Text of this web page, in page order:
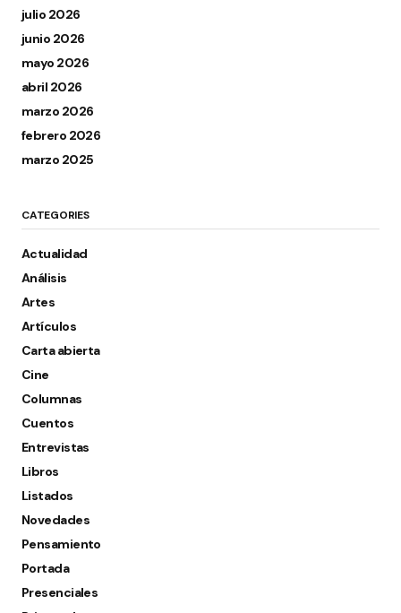
julio 2026
junio 2026
mayo 2026
abril 2026
marzo 2026
febrero 2026
marzo 2025
CATEGORIES
Actualidad
Análisis
Artes
Artículos
Carta abierta
Cine
Columnas
Cuentos
Entrevistas
Libros
Listados
Novedades
Pensamiento
Portada
Presenciales